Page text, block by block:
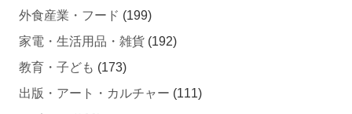
家電・生活用品・雑貨(192)
教育・子ども(173)
出版・アート・カルチャー
スポーツ (109)